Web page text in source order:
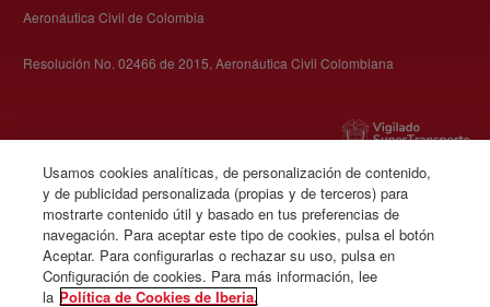
Aeronáutica Civil de Colombia
Resolución No. 02466 de 2015, Aeronáutica Civil Colombiana
© Iberia 2026
Usamos cookies analíticas, de personalización de contenido,
y de publicidad personalizada (propias y de terceros) para
mostrarte contenido útil y basado en tus preferencias de
navegación. Para aceptar este tipo de cookies, pulsa el botón
Aceptar. Para configurarlas o rechazar su uso, pulsa en
Configuración de cookies. Para más información, lee
la Política de Cookies de Iberia.